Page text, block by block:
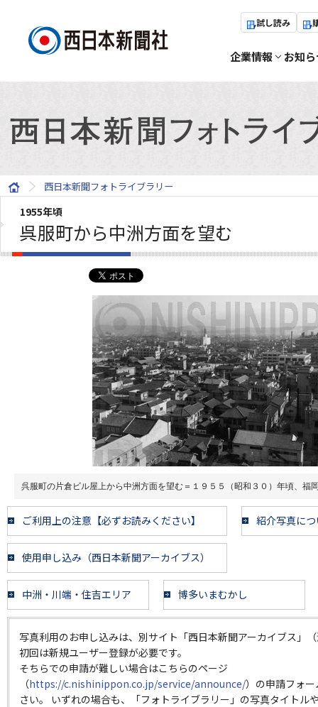
試し読み
企業情報 お知
西日本新聞フォトライブラリー
1955年頃
呉服町から中洲方面を望む
呉服町の片倉ビル屋上から中洲方面を望む＝１９５５（昭和３０）年頃、福
ご利用上の注意【必ずお読みください】 紹介写真に
使用申し込み（西日本新聞アーカイブス）
中洲・川端・住吉エリア 博多いまむかし
写真利用のお申し込みは、別サイト「西日本新聞アーカイブス」
初回は新規ユーザー登録が必要です。
そちらでの申請が難しい場合はこちらのページ
（https://c.nishinippon.co.jp/service/announce/）の申請フォ
さい。 いずれの場合も、「フォトライブラリー」の写真タイトル